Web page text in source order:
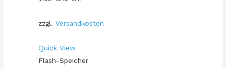
zzgl. Versandkosten
Quick View
Flash-Speicher